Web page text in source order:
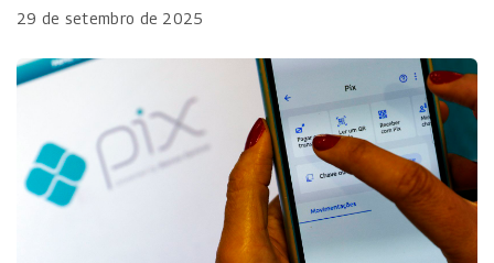
29 de setembro de 2025